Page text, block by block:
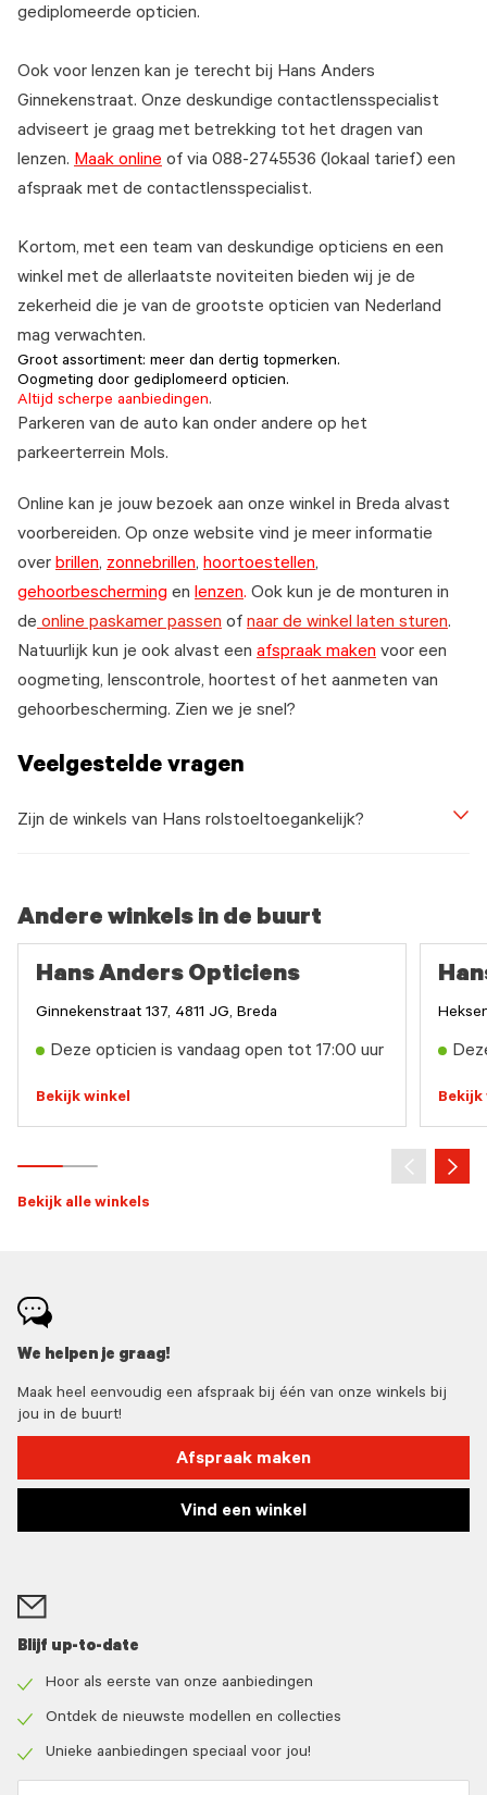
gediplomeerde opticien.
Ook voor lenzen kan je terecht bij Hans Anders
Ginnekenstraat. Onze deskundige contactlensspecialist
adviseert je graag met betrekking tot het dragen van
lenzen. Maak online of via 088-2745536 (lokaal tarief) een
afspraak met de contactlensspecialist.
Kortom, met een team van deskundige opticiens en een
winkel met de allerlaatste noviteiten bieden wij je de
zekerheid die je van de grootste opticien van Nederland
mag verwachten.
Groot assortiment: meer dan dertig topmerken.
Oogmeting door gediplomeerd opticien.
Altijd scherpe aanbiedingen.
Parkeren van de auto kan onder andere op het
parkeerterrein Mols.
Online kan je jouw bezoek aan onze winkel in Breda alvast
voorbereiden. Op onze website vind je meer informatie
over brillen, zonnebrillen, hoortoestellen,
gehoorbescherming en lenzen. Ook kun je de monturen in
deonline paskamer passen of naar de winkel laten sturen.
Natuurlijk kun je ook alvast een afspraak maken voor een
oogmeting, lenscontrole, hoortest of het aanmeten van
gehoorbescherming. Zien we je snel?
Veelgestelde vragen
Zijn de winkels van Hans rolstoeltoegankelijk?
Andere winkels in de buurt
Hans Anders Opticiens
Ginnekenstraat 137, 4811 JG, Breda
Deze opticien is vandaag open tot 17:00 uur
Bekijk winkel Bekijk
Bekijk alle winkels
We helpen je graag!
Maak heel eenvoudig een afspraak bij één van onze winkels bij
jou in de buurt!
Afspraak maken
Vind een winkel
Blijf up-to-date
icon
Hoor als eerste van onze aanbiedingen
icon
Ontdek de nieuwste modellen en collecties
Unieke aanbiedingen speciaal voor jou!